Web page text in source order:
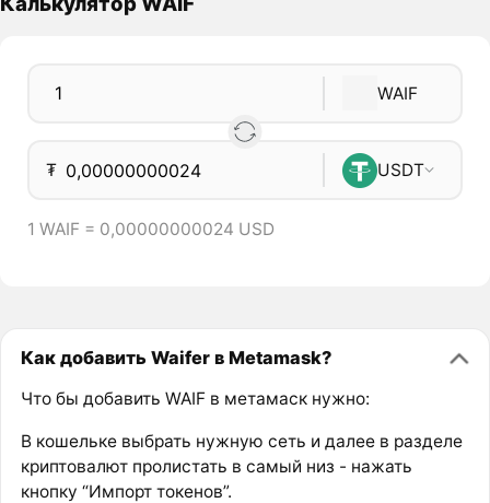
WAIF
₮ USDT
1 WAIF = 0,00000000024 USD
Как добавить Waifer в Metamask?
Что бы добавить WAIF в метамаск нужно:
В кошельке выбрать нужную сеть и далее в разделе
криптовалют пролистать в самый низ - нажать
кнопку “Импорт токенов”.